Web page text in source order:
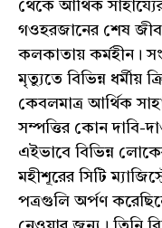
থেকে আর্থিক
গওহরজানের শেষ
কলকাতায় কর্মহীন।
মৃত্যুতে বিভিন্ন ধর্মীয়
কেবলমাত্র আর্থিক
সম্পত্তির কোন দাবি-
এইভাবে বিভিন্ন
মহীশূরের সিটি
পত্রগুলি অর্পণ